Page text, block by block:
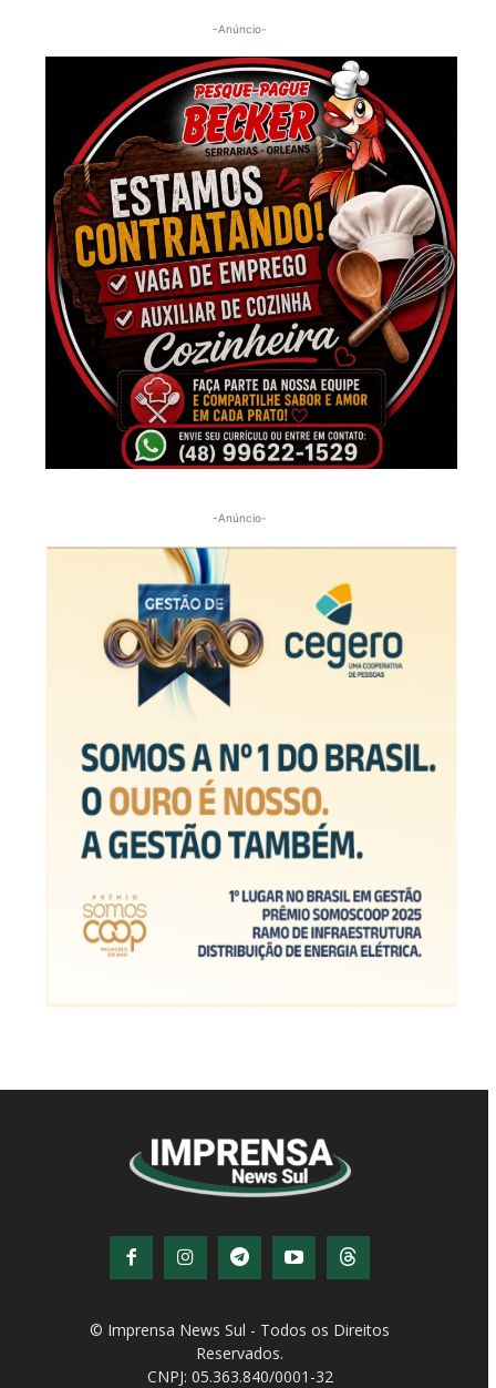
-Anúncio-
-Anúncio-
© Imprensa News Sul - Todos os Direitos